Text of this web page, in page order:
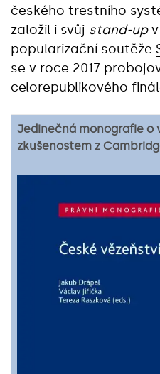
českého trestního
založil i svůj stand-upv
popularizační soutěže
se v roce 2017
celorepublikového
Jedinečná monografie o
zkušenostem z